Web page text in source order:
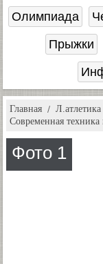
Олимпиада
Прыжки
Главная Л.атлетика
Современная техника
Фото 1